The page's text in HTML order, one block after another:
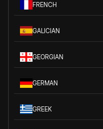
FRENCH
GALICIAN
GEORGIAN
GERMAN
GREEK